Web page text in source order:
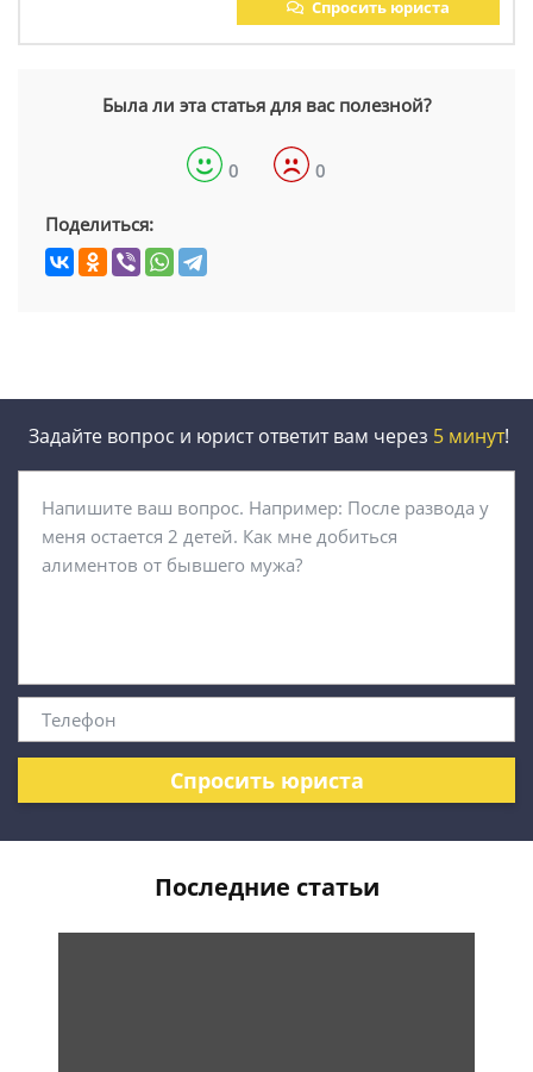
Спросить юриста
Была ли эта статья для вас полезной?
0 0
Поделиться:
Задайте вопрос и юрист ответит вам через 5 минут!
Спросить юриста
Последние статьи